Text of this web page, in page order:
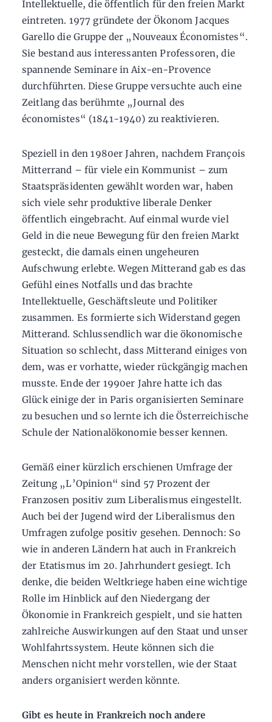
Intellektuelle, die öffentlich für den freien Markt
eintreten. 1977 gründete der Ökonom Jacques
Garello die Gruppe der „Nouveaux Économistes“.
Sie bestand aus interessanten Professoren, die
spannende Seminare in Aix-en-Provence
durchführten. Diese Gruppe versuchte auch eine
Zeitlang das berühmte „Journal des
économistes“ (1841-1940) zu reaktivieren.
Speziell in den 1980er Jahren, nachdem François
Mitterrand – für viele ein Kommunist – zum
Staatspräsidenten gewählt worden war, haben
sich viele sehr produktive liberale Denker
öffentlich eingebracht. Auf einmal wurde viel
Geld in die neue Bewegung für den freien Markt
gesteckt, die damals einen ungeheuren
Aufschwung erlebte. Wegen Mitterand gab es das
Gefühl eines Notfalls und das brachte
Intellektuelle, Geschäftsleute und Politiker
zusammen. Es formierte sich Widerstand gegen
Mitterand. Schlussendlich war die ökonomische
Situation so schlecht, dass Mitterand einiges von
dem, was er vorhatte, wieder rückgängig machen
musste. Ende der 1990er Jahre hatte ich das
Glück einige der in Paris organisierten Seminare
zu besuchen und so lernte ich die Österreichische
Schule der Nationalökonomie besser kennen.
Gemäß einer kürzlich erschienen Umfrage der
Zeitung „L’Opinion“ sind 57 Prozent der
Franzosen positiv zum Liberalismus eingestellt.
Auch bei der Jugend wird der Liberalismus den
Umfragen zufolge positiv gesehen. Dennoch: So
wie in anderen Ländern hat auch in Frankreich
der Etatismus im 20. Jahrhundert gesiegt. Ich
denke, die beiden Weltkriege haben eine wichtige
Rolle im Hinblick auf den Niedergang der
Ökonomie in Frankreich gespielt, und sie hatten
zahlreiche Auswirkungen auf den Staat und unser
Wohlfahrtssystem. Heute können sich die
Menschen nicht mehr vorstellen, wie der Staat
anders organisiert werden könnte.
Gibt es heute in Frankreich noch andere